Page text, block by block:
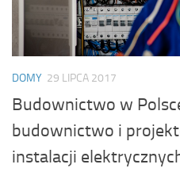
DOMY 29 LIPCA 2017
Budownictwo w
budownictwo i
instalacji